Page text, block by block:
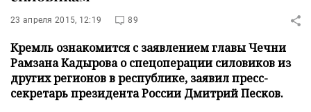
23 апреля 2015, 12:19 89
Кремль ознакомится с заявлением главы Чечни
Рамзана Кадырова о спецоперации силовиков из
других регионов в республике, заявил пресс-
секретарь президента России Дмитрий Песков.